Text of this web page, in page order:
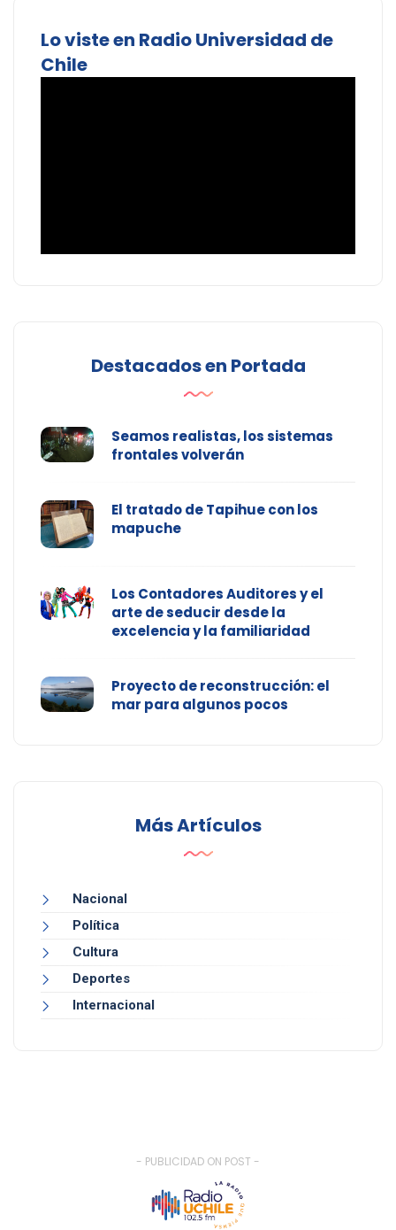
Lo viste en Radio Universidad de
Chile
Destacados en Portada
Seamos realistas, los sistemas
frontales volverán
El tratado de Tapihue con los
mapuche
Los Contadores Auditores y el
arte de seducir desde la
excelencia y la familiaridad
Proyecto de reconstrucción: el
mar para algunos pocos
Más Artículos
Nacional
Política
Cultura
Deportes
Internacional
- PUBLICIDAD ON POST -